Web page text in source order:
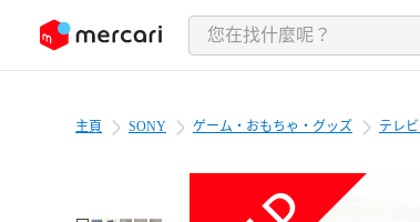
至內容
主頁 SONY ゲーム・おもちゃ・グッズ テレ